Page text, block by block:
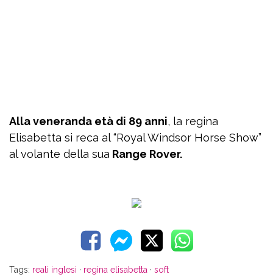
Alla veneranda età di 89 anni, la regina
Elisabetta si reca al “Royal Windsor Horse Show”
al volante della sua Range Rover.
Tags: reali inglesi · regina elisabetta · soft